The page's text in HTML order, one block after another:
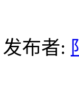
发布者: